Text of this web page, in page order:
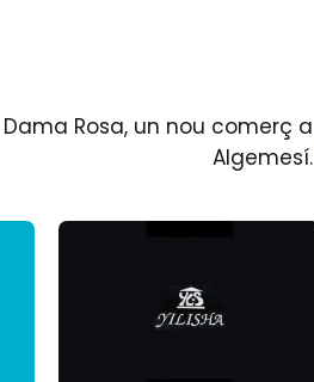
Dama Rosa, un nou comerç a
Algemesí.